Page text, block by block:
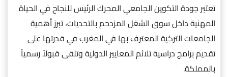
تعتبر جودة التكوين الجامعي المحرك الرئيس للنجاح في الحياة
المهنية داخل سوق الشغل المزدحم بالتحديات، تبرز أهمية
الجامعات التركية المعترف بها في المغرب في قدرتها على
تقديم برامج دراسية تلائم المعايير الدولية وتلقى قبولاً رسمياً
بالمملكة.